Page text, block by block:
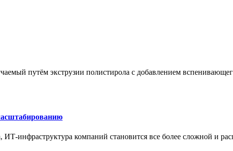
путём экструзии полистирола с добавлением
инфраструктура компаний становится все более сложной и